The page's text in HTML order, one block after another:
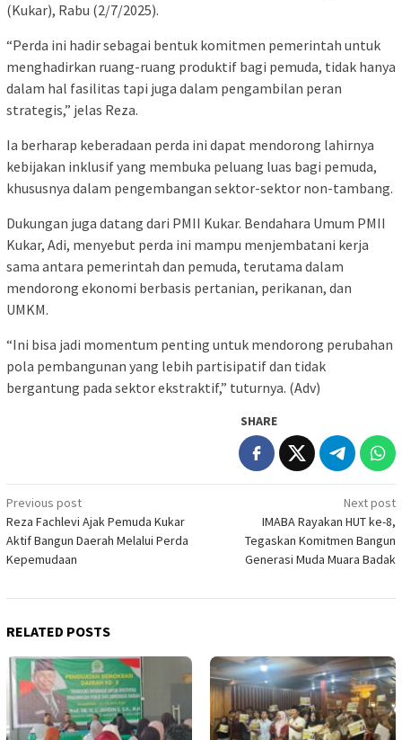
(Kukar), Rabu (2/7/2025).
“Perda ini hadir sebagai bentuk komitmen pemerintah untuk
menghadirkan ruang-ruang produktif bagi pemuda, tidak hanya
dalam hal fasilitas tapi juga dalam pengambilan peran
strategis,” jelas Reza.
Ia berharap keberadaan perda ini dapat mendorong lahirnya
kebijakan inklusif yang membuka peluang luas bagi pemuda,
khususnya dalam pengembangan sektor-sektor non-tambang.
Dukungan juga datang dari PMII Kukar. Bendahara Umum PMII
Kukar, Adi, menyebut perda ini mampu menjembatani kerja
sama antara pemerintah dan pemuda, terutama dalam
mendorong ekonomi berbasis pertanian, perikanan, dan
UMKM.
“Ini bisa jadi momentum penting untuk mendorong perubahan
pola pembangunan yang lebih partisipatif dan tidak
bergantung pada sektor ekstraktif,” tuturnya. (Adv)
SHARE
Post
navigation
Previous post
Reza Fachlevi Ajak Pemuda Kukar
Aktif Bangun Daerah Melalui Perda
Kepemudaan
Next post
IMABA Rayakan HUT ke-8,
Tegaskan Komitmen Bangun
Generasi Muda Muara Badak
RELATED POSTS